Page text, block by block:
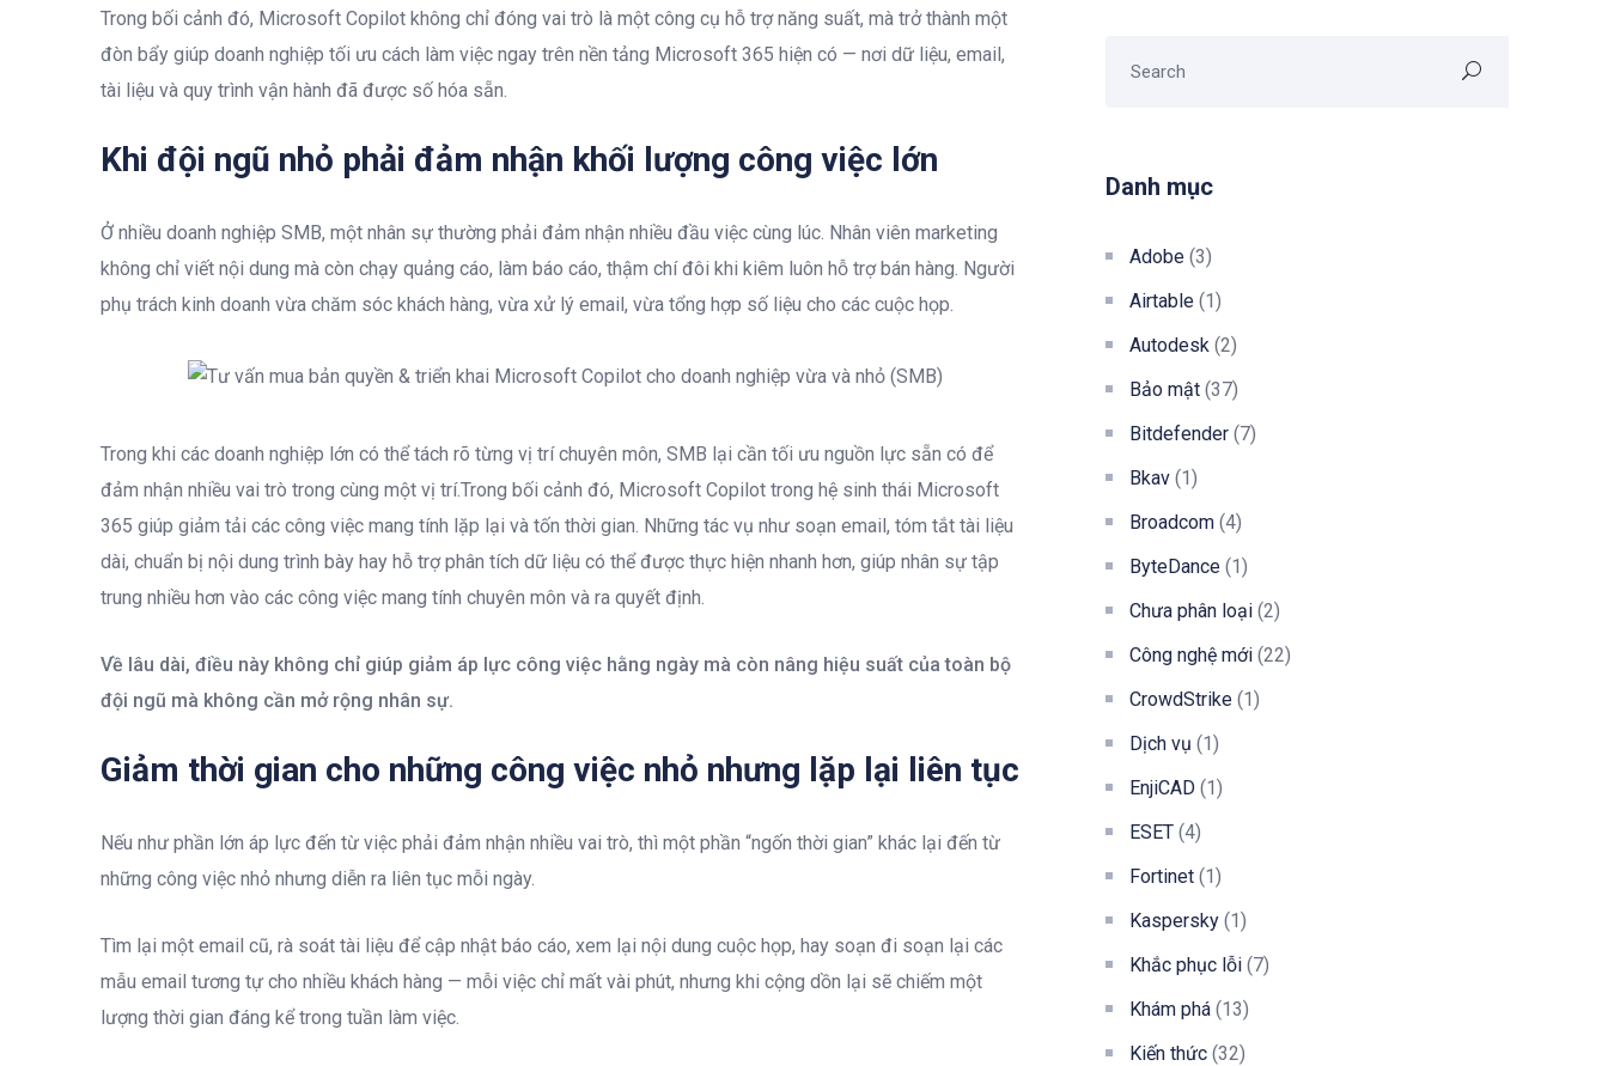
Trong bối cảnh đó, Microsoft Copilot không chỉ đóng vai trò là một công cụ hỗ trợ năng suất, mà trở thành một
đòn bẩy giúp doanh nghiệp tối ưu cách làm việc ngay trên nền tảng Microsoft 365 hiện có — nơi dữ liệu, email,
tài liệu và quy trình vận hành đã được số hóa sẵn.
Khi đội ngũ nhỏ phải đảm nhận khối lượng công việc lớn
Ở nhiều doanh nghiệp SMB, một nhân sự thường phải đảm nhận nhiều đầu việc cùng lúc. Nhân viên marketing
không chỉ viết nội dung mà còn chạy quảng cáo, làm báo cáo, thậm chí đôi khi kiêm luôn hỗ trợ bán hàng. Người
phụ trách kinh doanh vừa chăm sóc khách hàng, vừa xử lý email, vừa tổng hợp số liệu cho các cuộc họp.
Trong khi các doanh nghiệp lớn có thể tách rõ từng vị trí chuyên môn, SMB lại cần tối ưu nguồn lực sẵn có để
đảm nhận nhiều vai trò trong cùng một vị trí.Trong bối cảnh đó, Microsoft Copilot trong hệ sinh thái Microsoft
365 giúp giảm tải các công việc mang tính lặp lại và tốn thời gian. Những tác vụ như soạn email, tóm tắt tài liệu
dài, chuẩn bị nội dung trình bày hay hỗ trợ phân tích dữ liệu có thể được thực hiện nhanh hơn, giúp nhân sự tập
trung nhiều hơn vào các công việc mang tính chuyên môn và ra quyết định.
Về lâu dài, điều này không chỉ giúp giảm áp lực công việc hằng ngày mà còn nâng hiệu suất của toàn bộ
đội ngũ mà không cần mở rộng nhân sự.
Giảm thời gian cho những công việc nhỏ nhưng lặp lại liên tục
Nếu như phần lớn áp lực đến từ việc phải đảm nhận nhiều vai trò, thì một phần “ngốn thời gian” khác lại đến từ
những công việc nhỏ nhưng diễn ra liên tục mỗi ngày.
Tìm lại một email cũ, rà soát tài liệu để cập nhật báo cáo, xem lại nội dung cuộc họp, hay soạn đi soạn lại các
mẫu email tương tự cho nhiều khách hàng — mỗi việc chỉ mất vài phút, nhưng khi cộng dồn lại sẽ chiếm một
lượng thời gian đáng kể trong tuần làm việc.
Danh mục
Adobe (3)
Airtable (1)
Autodesk (2)
Bảo mật (37)
Bitdefender (7)
Bkav (1)
Broadcom (4)
ByteDance (1)
Chưa phân loại (2)
Công nghệ mới (22)
CrowdStrike (1)
Dịch vụ (1)
EnjiCAD (1)
ESET (4)
Fortinet (1)
Kaspersky (1)
Khắc phục lỗi (7)
Khám phá (13)
Kiến thức (32)